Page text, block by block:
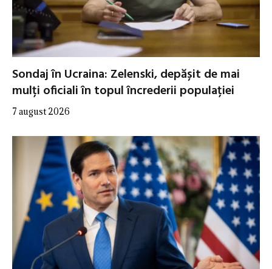
Sondaj în Ucraina: Zelenski, depășit de mai
mulți oficiali în topul încrederii populației
7 august 2026